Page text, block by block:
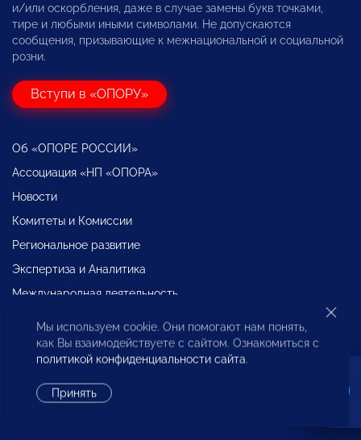
и/или оскорбления, даже в случае замены букв точками,
тире и любыми иными символами. Не допускаются
сообщения, призывающие к межнациональной и социальной
розни.
Вступи в «ОПОРУ»
Об «ОПОРЕ РОССИИ»
Ассоциация «НП «ОПОРА»
Новости
Комитеты и Комиссии
Региональное развитие
Экспертиза и Аналитика
Международная деятельность
субъектами МСП
Бюро по защите прав предпринимателей
Образование
Проекты
Мы используем cookie. Они помогают нам понять,
как Вы взаимодействуете с сайтом. Ознакомиться с
политикой конфиденциальности сайта.
Принять